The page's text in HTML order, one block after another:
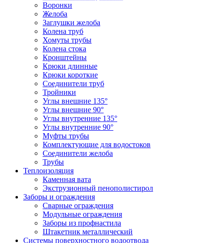
Воронки
Желоба
Заглушки желоба
Колена труб
Хомуты трубы
Колена стока
Кронштейны
Крюки длинные
Крюки короткие
Соединители труб
Тройники
Углы внешние 135°
Углы внешние 90°
Углы внутренние 135°
Углы внутренние 90°
Муфты трубы
Комплектующие для водостоков
Соединители желоба
Трубы
Теплоизоляция
Каменная вата
Экструзионный пенополистирол
Заборы и ограждения
Сварные ограждения
Модульные ограждения
Заборы из профнастила
Штакетник металлический
Системы поверхностного водоотвода